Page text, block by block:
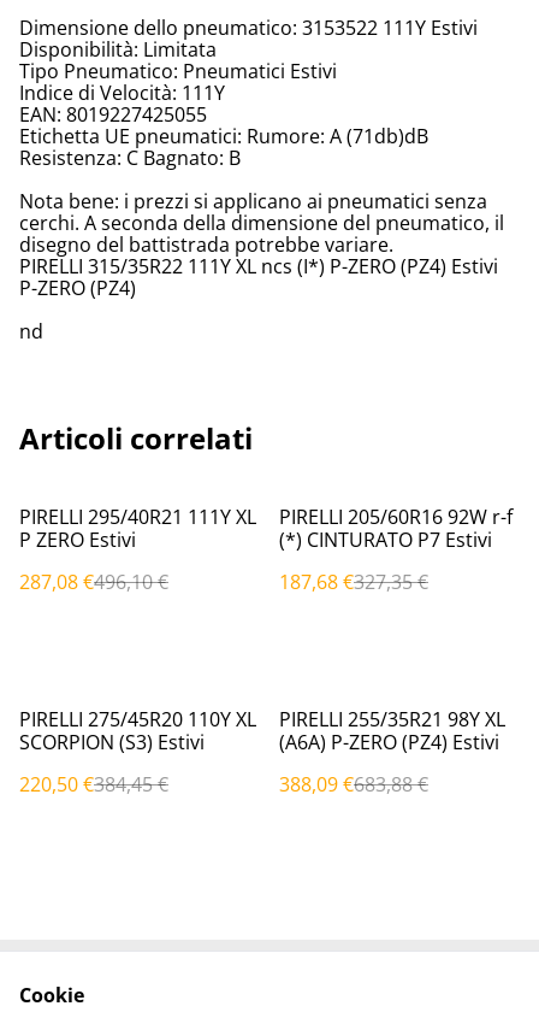
Dimensione dello pneumatico: 3153522 111Y Estivi
Disponibilità: Limitata
Tipo Pneumatico: Pneumatici Estivi
Indice di Velocità: 111Y
EAN: 8019227425055
Etichetta UE pneumatici: Rumore: A (71db)dB
Resistenza: C Bagnato: B
Nota bene: i prezzi si applicano ai pneumatici senza
cerchi. A seconda della dimensione del pneumatico, il
disegno del battistrada potrebbe variare.
PIRELLI 315/35R22 111Y XL ncs (I*) P-ZERO (PZ4) Estivi
P-ZERO (PZ4)
nd
Articoli correlati
%
PIRELLI 295/40R21 111Y XL
P ZERO Estivi
287,08 €496,10 €
%
PIRELLI 205/60R16 92W r-f
(*) CINTURATO P7 Estivi
187,68 €327,35 €
%
PIRELLI 275/45R20 110Y XL
SCORPION (S3) Estivi
220,50 €384,45 €
%
PIRELLI 255/35R21 98Y XL
(A6A) P-ZERO (PZ4) Estivi
388,09 €683,88 €
Cookie